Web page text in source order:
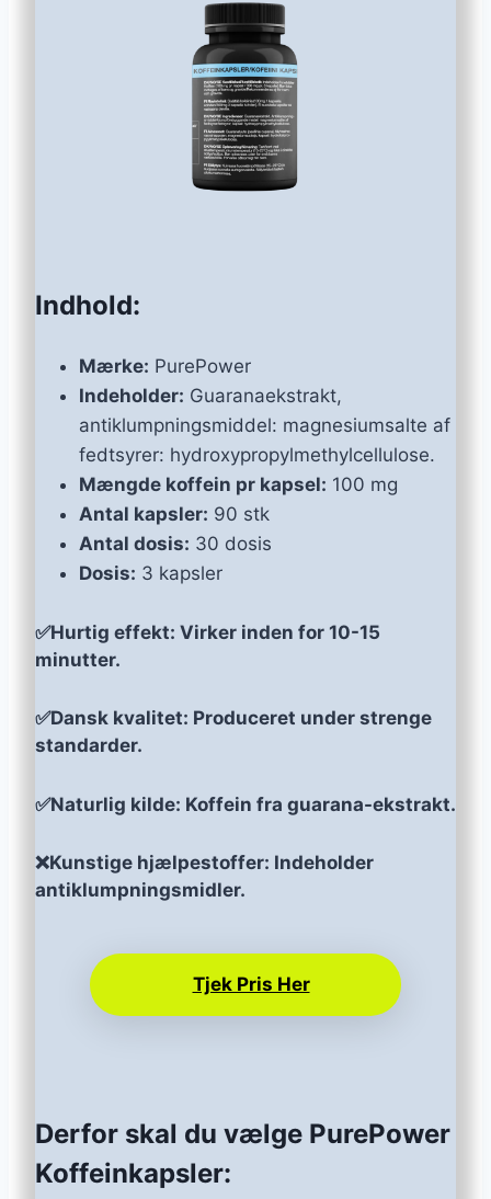
Indhold:
Mærke: PurePower
Indeholder: Guaranaekstrakt,
antiklumpningsmiddel: magnesiumsalte af
fedtsyrer: hydroxypropylmethylcellulose.
Mængde koffein pr kapsel: 100 mg
Antal kapsler: 90 stk
Antal dosis: 30 dosis
Dosis: 3 kapsler
✅Hurtig effekt: Virker inden for 10-15
minutter.
✅Dansk kvalitet: Produceret under strenge
standarder.
✅Naturlig kilde: Koffein fra guarana-ekstrakt.
❌Kunstige hjælpestoffer: Indeholder
antiklumpningsmidler.
Tjek Pris Her
Derfor skal du vælge PurePower
Koffeinkapsler: